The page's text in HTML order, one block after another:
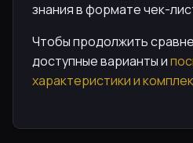
знания в формате чек-
Чтобы продолжить
доступные варианты и
характеристики и